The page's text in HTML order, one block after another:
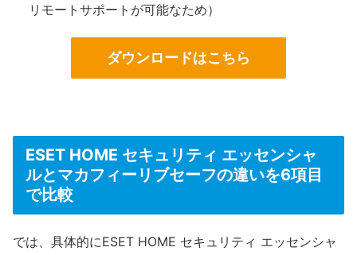
リモートサポートが可能なため）
ダウンロードはこちら
ESET HOME セキュリティ エッセンシャ
ルとマカフィーリブセーフの違いを6項目
で比較
では、具体的にESET HOME セキュリティ エッセンシャ